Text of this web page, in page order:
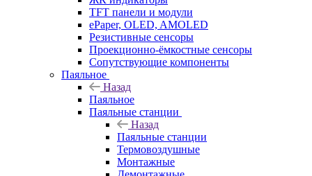
TFT панели и модули
ePaper, OLED, AMOLED
Резистивные сенсоры
Проекционно-ёмкостные сенсоры
Сопутствующие компоненты
Паяльное
Назад
Паяльное
Паяльные станции
Назад
Паяльные станции
Термовоздушные
Монтажные